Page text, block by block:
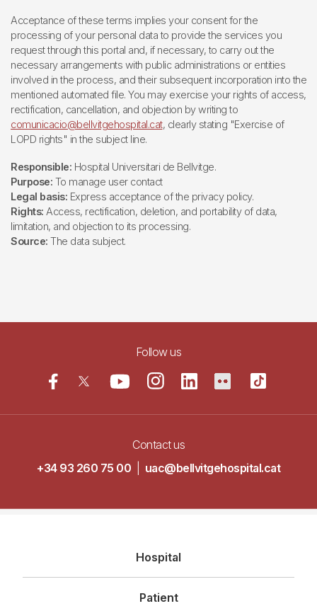
Acceptance of these terms implies your consent for the
processing of your personal data to provide the services you
request through this portal and, if necessary, to carry out the
necessary arrangements with public administrations or entities
involved in the process, and their subsequent incorporation into the
mentioned automated file. You may exercise your rights of access,
rectification, cancellation, and objection by writing to
comunicacio@bellvitgehospital.cat, clearly stating "Exercise of
LOPD rights" in the subject line.
Responsible: Hospital Universitari de Bellvitge.
Purpose: To manage user contact
Legal basis: Express acceptance of the privacy policy.
Rights: Access, rectification, deletion, and portability of data,
limitation, and objection to its processing.
Source: The data subject.
Follow us
Contact us
+34 93 260 75 00
uac@bellvitgehospital.cat
principal
Hospital
Patient